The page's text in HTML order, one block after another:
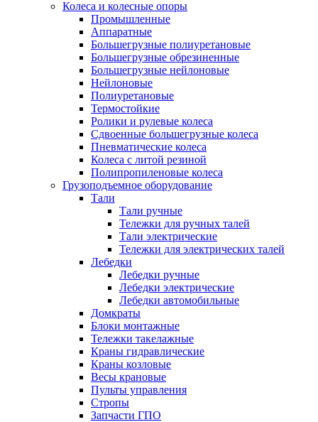
Колеса и колесные опоры
Промышленные
Аппаратные
Большегрузные полиуретановые
Большегрузные обрезиненные
Большегрузные нейлоновые
Нейлоновые
Полиуретановые
Термостойкие
Ролики и рулевые колеса
Сдвоенные большегрузные колеса
Пневматические колеса
Колеса с литой резиной
Полипропиленовые колеса
Грузоподъемное оборудование
Тали
Тали ручные
Тележки для ручных талей
Тали электрические
Тележки для электрических талей
Лебедки
Лебедки ручные
Лебедки электрические
Лебедки автомобильные
Домкраты
Блоки монтажные
Тележки такелажные
Краны гидравлические
Краны козловые
Весы крановые
Пульты управления
Стропы
Запчасти ГПО